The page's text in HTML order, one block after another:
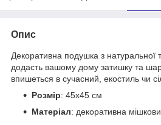
Опис
Декоративна подушка з натуральної
додасть вашому дому затишку та
впишеться в сучасний, екостиль чи
Розмір: 45х45 см
Матеріал: декоративна